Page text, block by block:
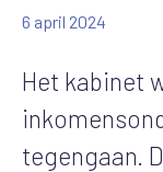
6 april 2024
Het kabinet
tegengaan.